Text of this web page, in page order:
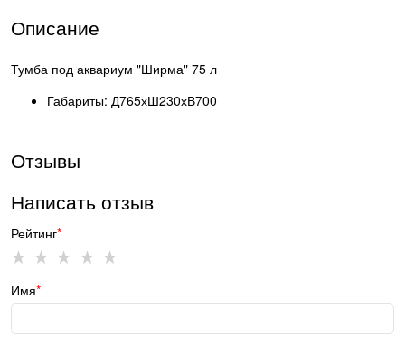
Описание
Тумба под аквариум "Ширма" 75 л
Габариты: Д765хШ230хВ700
Отзывы
Написать отзыв
Рейтинг
Имя